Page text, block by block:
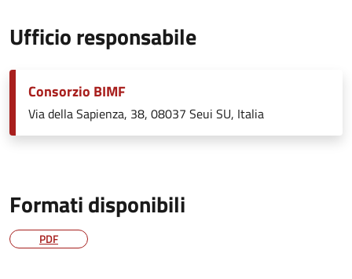
Ufficio responsabile
Consorzio BIMF
Via della Sapienza, 38, 08037 Seui SU, Italia
Formati disponibili
PDF